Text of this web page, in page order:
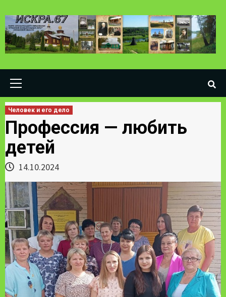
to
content
Человек и его дело
Профессия — любить
детей
14.10.2024